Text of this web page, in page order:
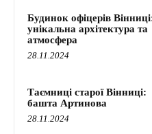
Будинок офіцерів
унікальна архітектура та
атмосфера
28.11.2024
Таємниці старої Вінниці:
башта Артинова
28.11.2024